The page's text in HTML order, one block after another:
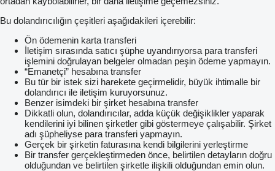
Bu dolandırıcılığın çeşitleri aşağıdakileri içerebilir:
Ön ödemenin karta transferi
İletişim sırasında satıcı şüphe uyandırıyorsa para transferi
işlemini doğrulayan belgeler olmadan peşin ödeme yapmayın.
“Emanetçi” hesabına transfer
Bu tür bir istek sizi harekete geçirmelidir, büyük ihtimalle bir
dolandırıcı ile iletişim kuruyorsunuz.
Benzer isimdeki bir şirket hesabına transfer
Dikkatli olun, dolandırıcılar, adda küçük değişiklikler yaparak
kendilerini iyi bilinen şirketler gibi göstermeye çalışabilir. Şirket
adı şüpheliyse para transferi yapmayın.
Gerçek bir şirketin faturasına kendi bilgilerini yerleştirme
Bir transfer gerçekleştirmeden önce, belirtilen detayların doğru
olduğundan ve belirtilen şirketle ilişkili olduğundan emin olun.